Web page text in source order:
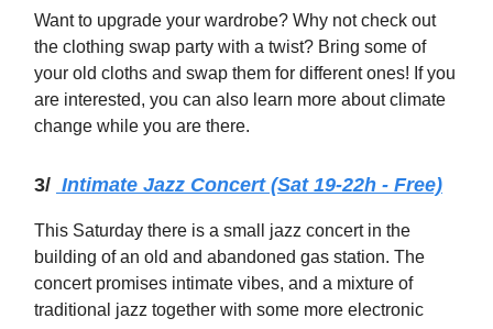
Want to upgrade your wardrobe? Why not check out
the clothing swap party with a twist? Bring some of
your old cloths and swap them for different ones! If you
are interested, you can also learn more about climate
change while you are there.
3/ Intimate Jazz Concert (Sat 19-22h - Free)
This Saturday there is a small jazz concert in the
building of an old and abandoned gas station. The
concert promises intimate vibes, and a mixture of
traditional jazz together with some more electronic